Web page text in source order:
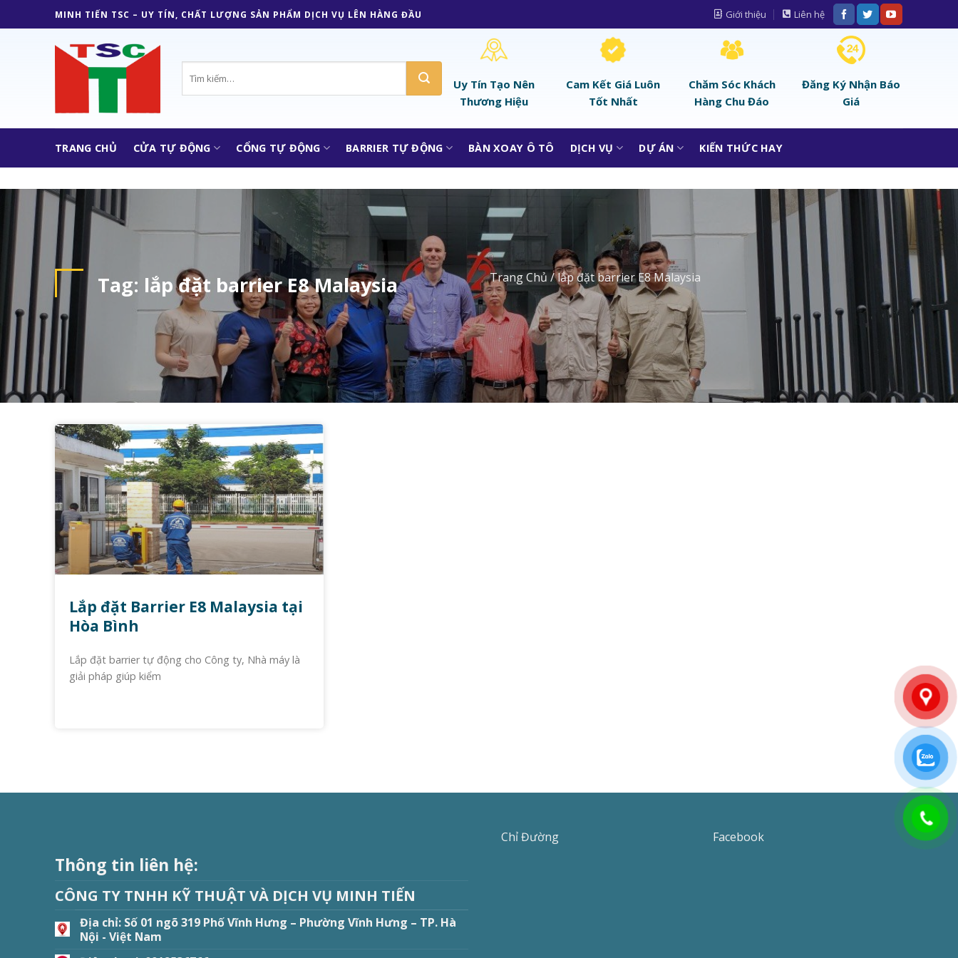
to
MINH TIẾN TSC – UY TÍN, CHẤT LƯỢNG SẢN PHẨM DỊCH VỤ LÊN HÀNG ĐẦU Giới thiệu Liên hệ
kiếm:
Uy Tín Tạo Nên
Thương Hiệu
Cam Kết Giá Luôn
Tốt Nhất
Chăm Sóc Khách
Hàng Chu Đáo
Đăng Ký Nhận Báo
Giá
TRANG CHỦ CỬA TỰ ĐỘNG CỔNG TỰ ĐỘNG BARRIER TỰ ĐỘNG BÀN XOAY Ô TÔ DỊCH VỤ DỰ ÁN KIẾN THỨC HAY
Tag: lắp đặt barrier E8 Malaysia Trang Chủ /lắp đặt barrier E8 Malaysia
Lắp đặt Barrier E8 Malaysia tại
Hòa Bình
Lắp đặt barrier tự động cho Công ty, Nhà máy là
giải pháp giúp kiểm
Thông tin liên hệ:
CÔNG TY TNHH KỸ THUẬT VÀ DỊCH VỤ MINH TIẾN
Địa chỉ: Số 01 ngõ 319 Phố Vĩnh Hưng – Phường Vĩnh Hưng – TP. Hà
Nội - Việt Nam
Chỉ Đường Facebook